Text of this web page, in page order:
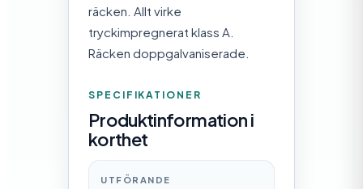
räcken. Allt virke
tryckimpregnerat klass A.
Räcken doppgalvaniserade.
SPECIFIKATIONER
Produktinformation i
korthet
UTFÖRANDE